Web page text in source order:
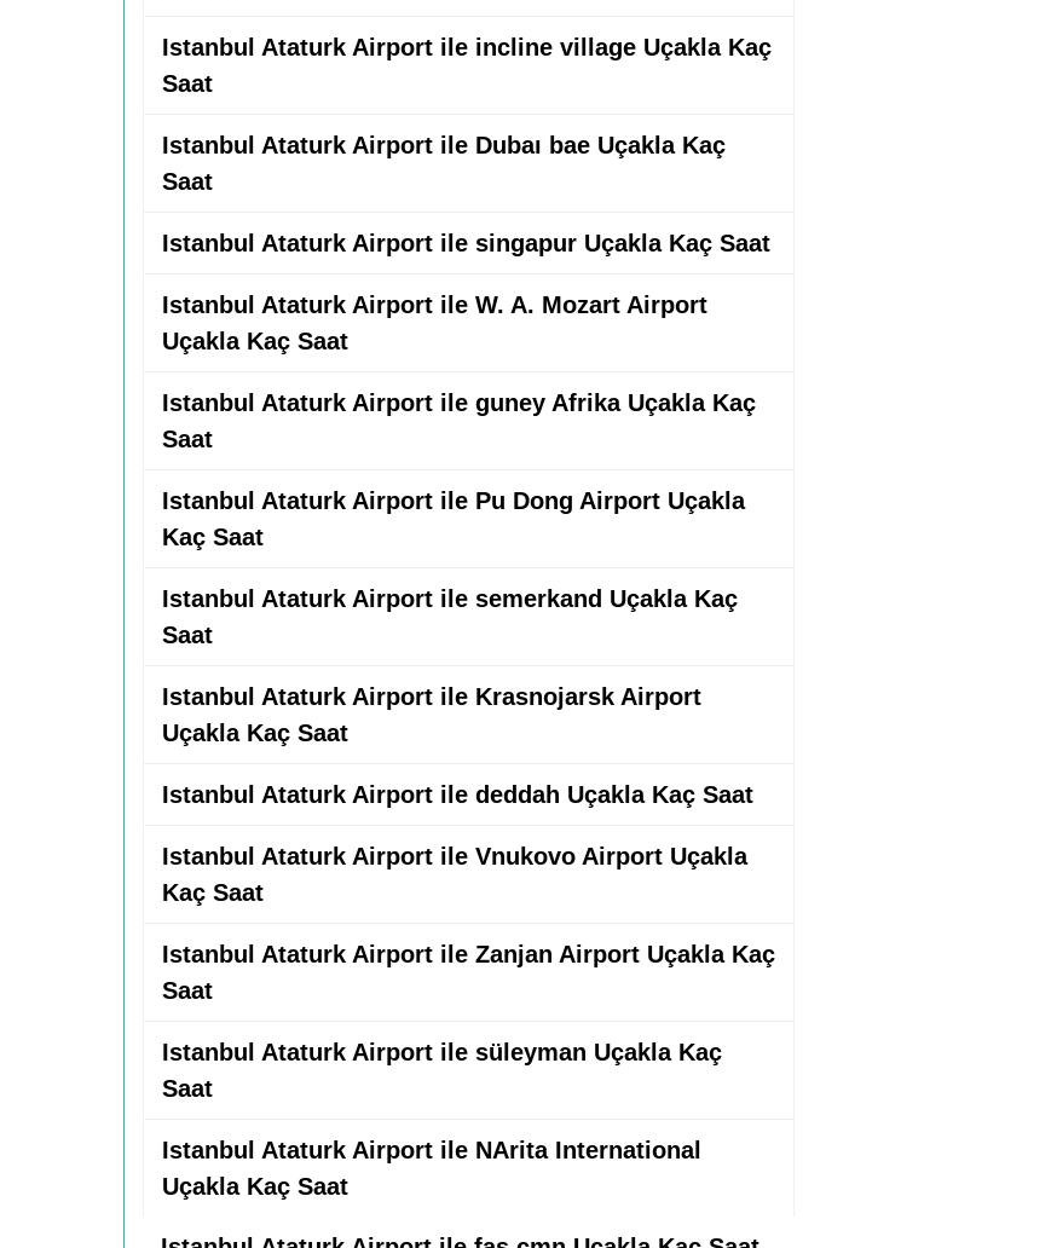
Istanbul Ataturk Airport ile incline village Uçakla Kaç
Saat
Istanbul Ataturk Airport ile Dubaı bae Uçakla Kaç
Saat
Istanbul Ataturk Airport ile singapur Uçakla Kaç Saat
Istanbul Ataturk Airport ile W. A. Mozart Airport
Uçakla Kaç Saat
Istanbul Ataturk Airport ile guney Afrika Uçakla Kaç
Saat
Istanbul Ataturk Airport ile Pu Dong Airport Uçakla
Kaç Saat
Istanbul Ataturk Airport ile semerkand Uçakla Kaç
Saat
Istanbul Ataturk Airport ile Krasnojarsk Airport
Uçakla Kaç Saat
Istanbul Ataturk Airport ile deddah Uçakla Kaç Saat
Istanbul Ataturk Airport ile Vnukovo Airport Uçakla
Kaç Saat
Istanbul Ataturk Airport ile Zanjan Airport Uçakla Kaç
Saat
Istanbul Ataturk Airport ile süleyman Uçakla Kaç
Saat
Istanbul Ataturk Airport ile NArita International
Uçakla Kaç Saat